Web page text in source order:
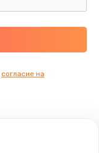
согласие на